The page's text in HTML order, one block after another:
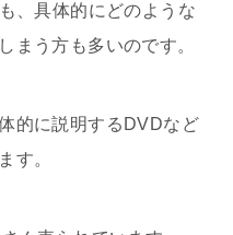
、具体的にどのような
まう方も多いのです。
的に説明するDVDなど
す。